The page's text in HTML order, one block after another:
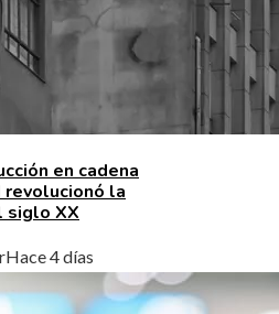
en cadena
revolucionó la
siglo XX
Hace 4 días